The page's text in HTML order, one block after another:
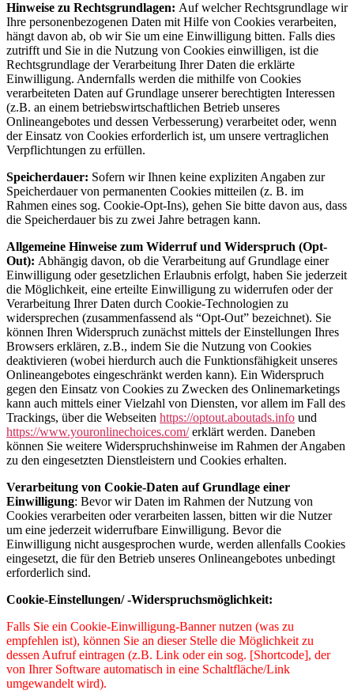
Hinweise zu Rechtsgrundlagen: Auf welcher Rechtsgrundlage wir
Ihre personenbezogenen Daten mit Hilfe von Cookies verarbeiten,
hängt davon ab, ob wir Sie um eine Einwilligung bitten. Falls dies
zutrifft und Sie in die Nutzung von Cookies einwilligen, ist die
Rechtsgrundlage der Verarbeitung Ihrer Daten die erklärte
Einwilligung. Andernfalls werden die mithilfe von Cookies
verarbeiteten Daten auf Grundlage unserer berechtigten Interessen
(z.B. an einem betriebswirtschaftlichen Betrieb unseres
Onlineangebotes und dessen Verbesserung) verarbeitet oder, wenn
der Einsatz von Cookies erforderlich ist, um unsere vertraglichen
Verpflichtungen zu erfüllen.
Speicherdauer: Sofern wir Ihnen keine expliziten Angaben zur
Speicherdauer von permanenten Cookies mitteilen (z. B. im
Rahmen eines sog. Cookie-Opt-Ins), gehen Sie bitte davon aus, dass
die Speicherdauer bis zu zwei Jahre betragen kann.
Allgemeine Hinweise zum Widerruf und Widerspruch (Opt-
Out): Abhängig davon, ob die Verarbeitung auf Grundlage einer
Einwilligung oder gesetzlichen Erlaubnis erfolgt, haben Sie jederzeit
die Möglichkeit, eine erteilte Einwilligung zu widerrufen oder der
Verarbeitung Ihrer Daten durch Cookie-Technologien zu
widersprechen (zusammenfassend als “Opt-Out” bezeichnet). Sie
können Ihren Widerspruch zunächst mittels der Einstellungen Ihres
Browsers erklären, z.B., indem Sie die Nutzung von Cookies
deaktivieren (wobei hierdurch auch die Funktionsfähigkeit unseres
Onlineangebotes eingeschränkt werden kann). Ein Widerspruch
gegen den Einsatz von Cookies zu Zwecken des Onlinemarketings
kann auch mittels einer Vielzahl von Diensten, vor allem im Fall des
Trackings, über die Webseiten https://optout.aboutads.info und
https://www.youronlinechoices.com/erklärt werden. Daneben
können Sie weitere Widerspruchshinweise im Rahmen der Angaben
zu den eingesetzten Dienstleistern und Cookies erhalten.
Verarbeitung von Cookie-Daten auf Grundlage einer
Einwilligung: Bevor wir Daten im Rahmen der Nutzung von
Cookies verarbeiten oder verarbeiten lassen, bitten wir die Nutzer
um eine jederzeit widerrufbare Einwilligung. Bevor die
Einwilligung nicht ausgesprochen wurde, werden allenfalls Cookies
eingesetzt, die für den Betrieb unseres Onlineangebotes unbedingt
erforderlich sind.
Cookie-Einstellungen/ -Widerspruchsmöglichkeit:
Falls Sie ein Cookie-Einwilligung-Banner nutzen (was zu
empfehlen ist), können Sie an dieser Stelle die Möglichkeit zu
dessen Aufruf eintragen (z.B. Link oder ein sog. [Shortcode], der
von Ihrer Software automatisch in eine Schaltfläche/Link
umgewandelt wird).